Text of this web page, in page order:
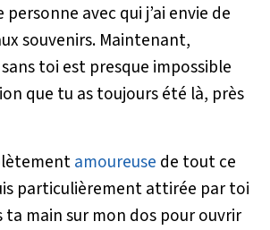
personne avec qui j’ai envie de
souvenirs. Maintenant,
toi est presque impossible
que tu as toujours été là, près
amoureuse de tout ce
particulièrement attirée par toi
ta main sur mon dos pour ouvrir